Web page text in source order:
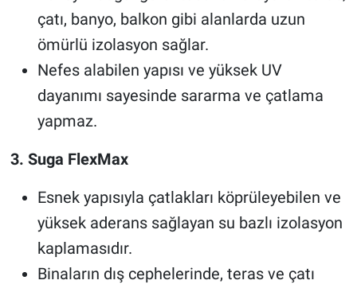
çatı, banyo, balkon gibi alanlarda uzun
ömürlü izolasyon sağlar.
Nefes alabilen yapısı ve yüksek UV
dayanımı sayesinde sararma ve çatlama
yapmaz.
3. Suga FlexMax
Esnek yapısıyla çatlakları köprüleyebilen ve
yüksek aderans sağlayan su bazlı izolasyon
kaplamasıdır.
Binaların dış cephelerinde, teras ve çatı